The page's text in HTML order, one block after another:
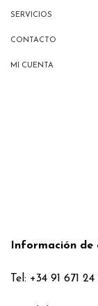
SERVICIOS
CONTACTO
MI CUENTA
Información de
Tel: +34 91 671 24